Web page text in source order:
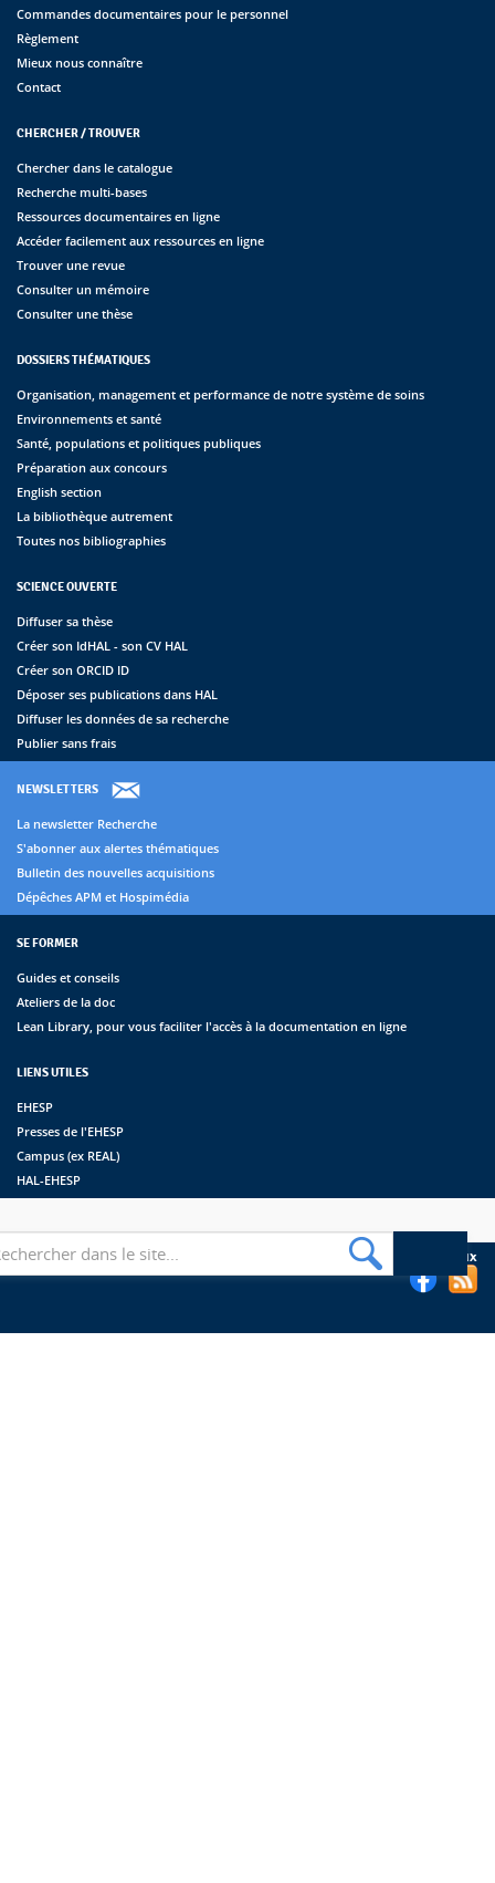
Commandes documentaires pour le personnel
Règlement
Mieux nous connaître
Contact
CHERCHER / TROUVER
Chercher dans le catalogue
Recherche multi-bases
Ressources documentaires en ligne
Accéder facilement aux ressources en ligne
Trouver une revue
Consulter un mémoire
Consulter une thèse
DOSSIERS THÉMATIQUES
Organisation, management et performance de notre système de soins
Environnements et santé
Santé, populations et politiques publiques
Préparation aux concours
English section
La bibliothèque autrement
Toutes nos bibliographies
SCIENCE OUVERTE
Diffuser sa thèse
Créer son IdHAL - son CV HAL
Créer son ORCID ID
Déposer ses publications dans HAL
Diffuser les données de sa recherche
Publier sans frais
NEWSLETTERS
La newsletter Recherche
S'abonner aux alertes thématiques
Bulletin des nouvelles acquisitions
Dépêches APM et Hospimédia
SE FORMER
Guides et conseils
Ateliers de la doc
Lean Library, pour vous faciliter l'accès à la documentation en ligne
LIENS UTILES
EHESP
Presses de l'EHESP
Campus (ex REAL)
HAL-EHESP
Suivez les bibliothèques de l'EHESP sur les réseaux sociaux